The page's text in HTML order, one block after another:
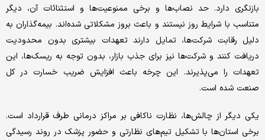
بازنگری دارد. حد نصاب‌ها و برخی ممنوعیت‌ها و استثنائات آن، دیگر
متناسب با شرایط روز نیستند و باعث بروز مشکلاتی شده‌اند. بیمه‌گذاران به
دلیل رقابت شرکت‌ها، تمایل دارند تعهدات بیشتری بدون محدودیت
دریافت کنند و شرکت‌ها نیز برای جذب بازار، بدون توجه به ریسک‌ها، این
تعهدات را می‌پذیرند. این چرخه باعث افزایش ضریب خسارت در کل
صنعت شده است.
یکی دیگر از چالش‌ها، نظارت ناکافی بر مراکز درمانی طرف قرارداد است.
برخی استان‌ها با تشکیل تیم‌های نظارتی و حضور پزشک در روند رسیدگی